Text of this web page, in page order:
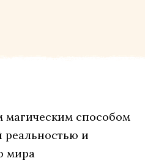
магическим способом
и
мира